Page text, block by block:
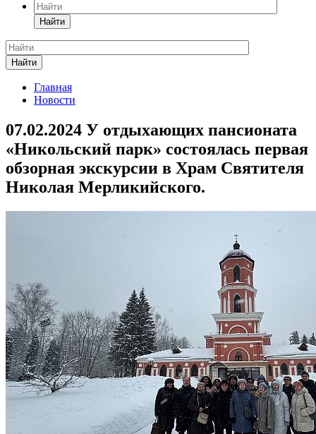
Найти
Найти
Главная
Новости
07.02.2024 У отдыхающих пансионата
«Никольский парк» состоялась первая
обзорная экскурсии в Храм Святителя
Николая Мерликийского.